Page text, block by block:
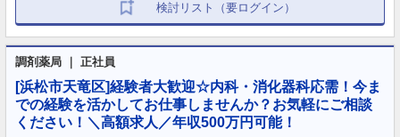
検討リスト（要ログイン）
調剤薬局 ｜ 正社員
[浜松市天竜区]経験者大歓迎☆内科・消化器科応需！今ま
での経験を活かしてお仕事しませんか？お気軽にご相談
ください！＼高額求人／年収500万円可能！